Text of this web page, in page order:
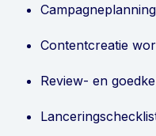
Campagneplanning
Contentcreatie
Review- en